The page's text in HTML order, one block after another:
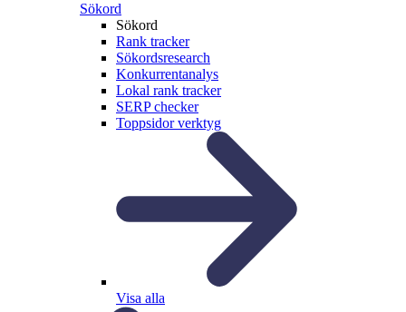
Sökord
Sökord
Rank tracker
Sökordsresearch
Konkurrentanalys
Lokal rank tracker
SERP checker
Toppsidor verktyg
Visa alla